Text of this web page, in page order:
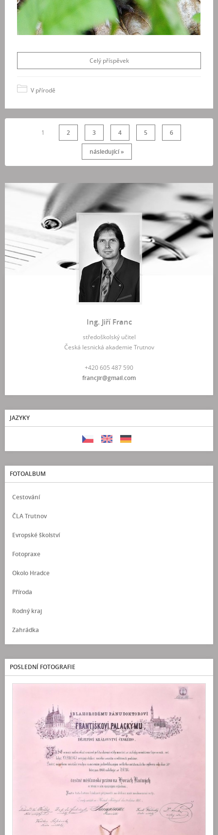
Celý příspěvek
V přírodě
1 2 3 4 5 6
následující »
Ing. Jiří Franc
středoškolský učitel
Česká lesnická akademie Trutnov
+420 605 487 590
francjir@gmail.com
JAZYKY
FOTOALBUM
Cestování
ČLA Trutnov
Evropské školství
Fotopraxe
Okolo Hradce
Příroda
Rodný kraj
Zahrádka
POSLEDNÍ FOTOGRAFIE